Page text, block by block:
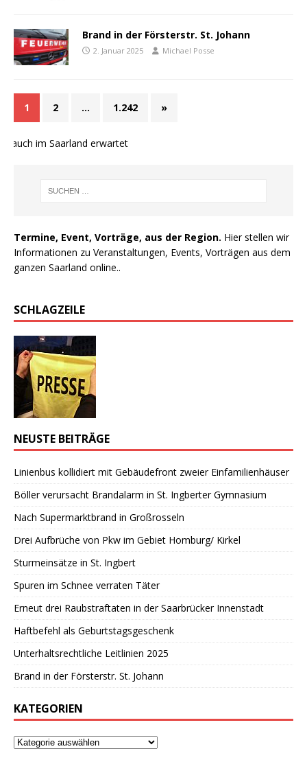
Brand in der Försterstr. St. Johann
2. Januar 2025 Michael Posse
1 2 … 1.242 »
auch im Saarland erwartet
Termine, Event, Vorträge, aus der Region. Hier stellen wir
Informationen zu Veranstaltungen, Events, Vorträgen aus dem
ganzen Saarland online..
SCHLAGZEILE
NEUSTE BEITRÄGE
Linienbus kollidiert mit Gebäudefront zweier Einfamilienhäuser
Böller verursacht Brandalarm in St. Ingberter Gymnasium
Nach Supermarktbrand in Großrosseln
Drei Aufbrüche von Pkw im Gebiet Homburg/ Kirkel
Sturmeinsätze in St. Ingbert
Spuren im Schnee verraten Täter
Erneut drei Raubstraftaten in der Saarbrücker Innenstadt
Haftbefehl als Geburtstagsgeschenk
Unterhaltsrechtliche Leitlinien 2025
Brand in der Försterstr. St. Johann
KATEGORIEN